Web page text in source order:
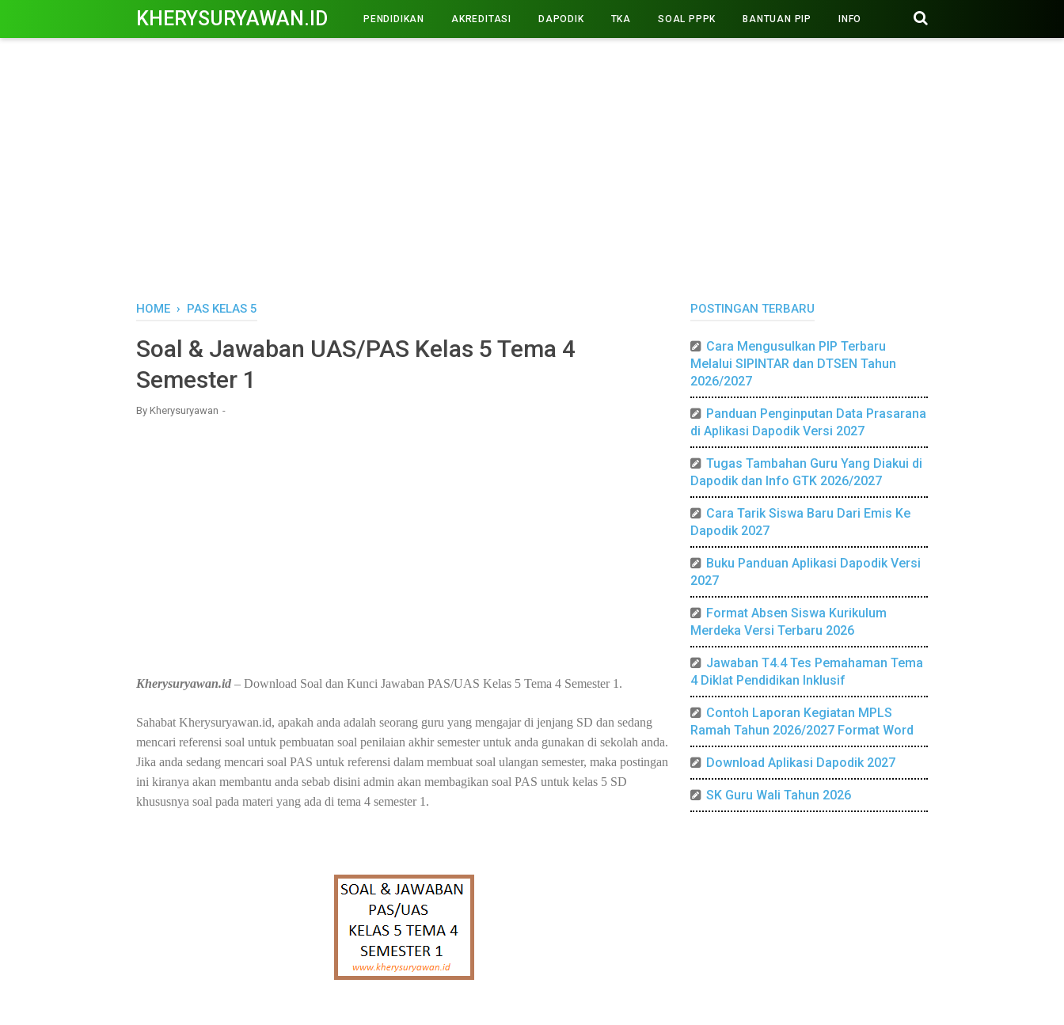
KHERYSURYAWAN.ID PENDIDIKAN AKREDITASI DAPODIK TKA SOAL PPPK BANTUAN PIP INFO
HOME › PAS KELAS 5
Soal & Jawaban UAS/PAS Kelas 5 Tema 4
Semester 1
By Kherysuryawan
Kherysuryawan.id – Download Soal dan Kunci Jawaban PAS/UAS Kelas 5 Tema 4 Semester 1.
Sahabat Kherysuryawan.id, apakah anda adalah seorang guru yang mengajar di jenjang SD dan sedang
mencari referensi soal untuk pembuatan soal penilaian akhir semester untuk anda gunakan di sekolah anda.
Jika anda sedang mencari soal PAS untuk referensi dalam membuat soal ulangan semester, maka postingan
ini kiranya akan membantu anda sebab disini admin akan membagikan soal PAS untuk kelas 5 SD
khususnya soal pada materi yang ada di tema 4 semester 1.
POSTINGAN TERBARU
Cara Mengusulkan PIP Terbaru
Melalui SIPINTAR dan DTSEN Tahun
2026/2027
Panduan Penginputan Data Prasarana
di Aplikasi Dapodik Versi 2027
Tugas Tambahan Guru Yang Diakui di
Dapodik dan Info GTK 2026/2027
Cara Tarik Siswa Baru Dari Emis Ke
Dapodik 2027
Buku Panduan Aplikasi Dapodik Versi
2027
Format Absen Siswa Kurikulum
Merdeka Versi Terbaru 2026
Jawaban T4.4 Tes Pemahaman Tema
4 Diklat Pendidikan Inklusif
Contoh Laporan Kegiatan MPLS
Ramah Tahun 2026/2027 Format Word
Download Aplikasi Dapodik 2027
SK Guru Wali Tahun 2026